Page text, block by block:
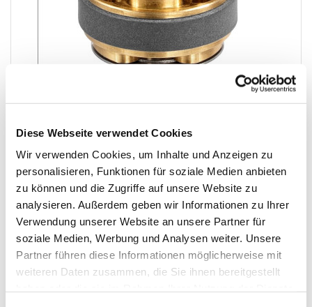
Diese Webseite verwendet Cookies
Wir verwenden Cookies, um Inhalte und Anzeigen zu
personalisieren, Funktionen für soziale Medien anbieten
zu können und die Zugriffe auf unsere Website zu
analysieren. Außerdem geben wir Informationen zu Ihrer
Verwendung unserer Website an unsere Partner für
soziale Medien, Werbung und Analysen weiter. Unsere
Partner führen diese Informationen möglicherweise mit
weiteren Daten zusammen, die Sie ihnen bereitgestellt
KXFORK
GABELVENTILSATZ
Produktdetail